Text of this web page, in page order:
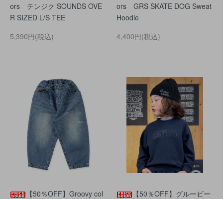
ors テンジク SOUNDS OVE
R SIZED L/S TEE
5,390円(税込)
ors GRS SKATE DOG Sweat
Hoodie
4,400円(税込)
【50％OFF】Groovy col
【50％OFF】グルービー